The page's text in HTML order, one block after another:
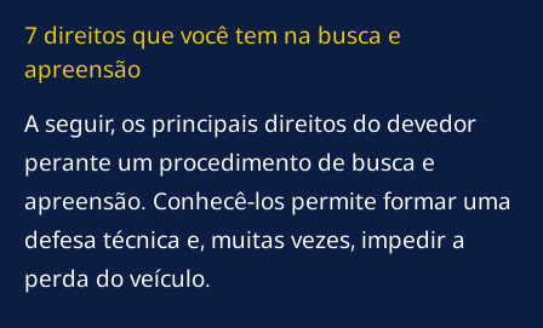
7 direitos que você tem na busca e
apreensão
A seguir, os principais direitos do devedor
perante um procedimento de busca e
apreensão. Conhecê-los permite formar uma
defesa técnica e, muitas vezes, impedir a
perda do veículo.